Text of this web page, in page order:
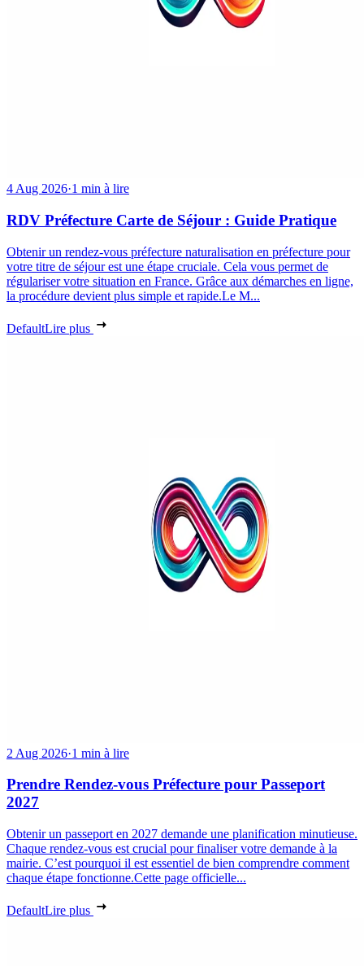
4 Aug 2026·1 min à lire
RDV Préfecture Carte de Séjour : Guide Pratique
Obtenir un rendez-vous préfecture naturalisation en préfecture pour
votre titre de séjour est une étape cruciale. Cela vous permet de
régulariser votre situation en France. Grâce aux démarches en ligne,
la procédure devient plus simple et rapide.Le M...
DefaultLire plus
2 Aug 2026·1 min à lire
Prendre Rendez-vous Préfecture pour Passeport
2027
Obtenir un passeport en 2027 demande une planification minutieuse.
Chaque rendez-vous est crucial pour finaliser votre demande à la
mairie. C’est pourquoi il est essentiel de bien comprendre comment
chaque étape fonctionne.Cette page officielle...
DefaultLire plus